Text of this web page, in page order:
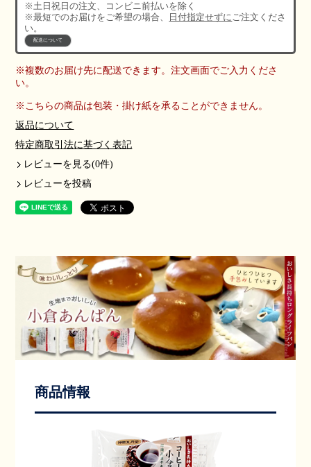
※土日祝日の注文、コンビニ前払いを除く
※最短でのお届けをご希望の場合、
日付指定せずにご注文くださ
い。
配送について
※複数のお届け先に配送できます。注文画面でご入力くださ
い。
※こちらの商品は包装・掛け紙を承ることができません。
返品について
特定商取引法に基づく表記
レビューを見る(0件)
レビューを投稿
商品情報